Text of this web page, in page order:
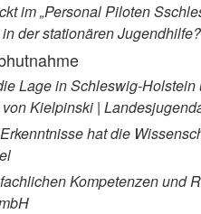
im „Personal Piloten
der stationären Jugendhilfe?
Lage in Schleswig-
Kielpinski |
hat die
Kompetenzen und